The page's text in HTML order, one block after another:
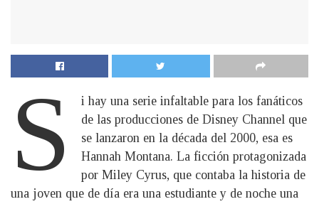
S
i hay una serie infaltable para los fanáticos
de las producciones de Disney Channel que
se lanzaron en la década del 2000, esa es
Hannah Montana. La ficción protagonizada
por Miley Cyrus, que contaba la historia de
una joven que de día era una estudiante y de noche una